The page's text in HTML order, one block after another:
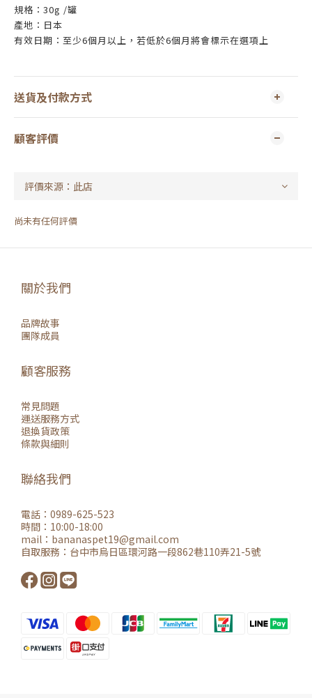
規格：30g /罐
產地：日本
有效日期：至少6個月以上，若低於6個月將會標示在選項上
送貨及付款方式
顧客評價
尚未有任何評價
關於我們
品牌故事
團隊成員
顧客服務
常見問題
運送服務方式
退換貨政策
條款與細則
聯絡我們
電話：0989-625-523
時間：10:00-18:00
mail： bananaspet19@gmail.com
自取服務： 台中市烏日區環河路一段862巷110弄21-5號